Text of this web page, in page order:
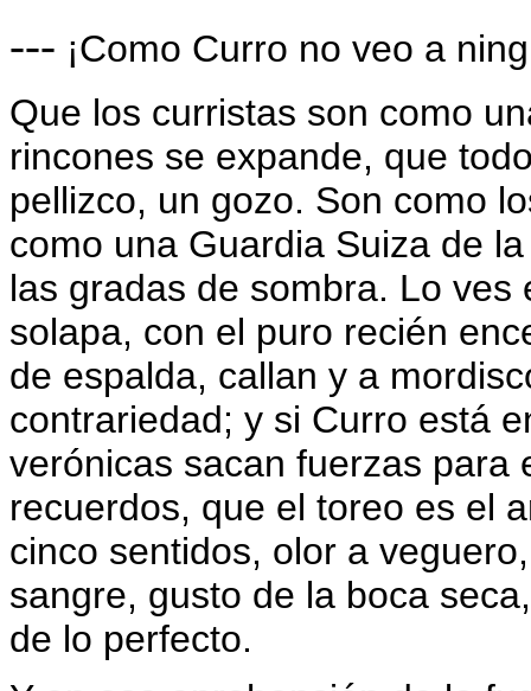
--- ¡Como Curro no veo a
Que los curristas son como
rincones se expande, que
pellizco, un gozo. Son como
como una Guardia Suiza de
las gradas de sombra. Lo
solapa, con el puro recién
de espalda, callan y a
contrariedad; y si Curro está
verónicas sacan fuerzas para
recuerdos, que el toreo es el
cinco sentidos, olor a
sangre, gusto de la boca
de lo perfecto.